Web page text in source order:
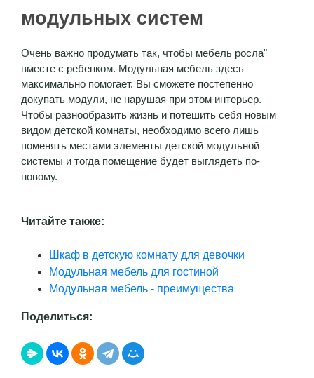
модульных систем
Очень важно продумать так, чтобы мебель росла"
вместе с ребенком. Модульная мебель здесь
максимально помогает. Вы сможете постепенно
докупать модули, не нарушая при этом интерьер.
Чтобы разнообразить жизнь и потешить себя новым
видом детской комнаты, необходимо всего лишь
поменять местами элементы детской модульной
системы и тогда помещение будет выглядеть по-
новому.
Читайте также:
Шкаф в детскую комнату для девочки
Модульная мебель для гостиной
Модульная мебель - преимущества
Поделиться: